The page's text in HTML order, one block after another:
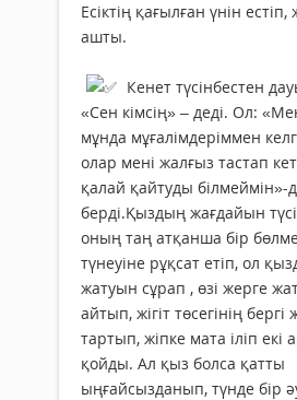
Есіктің қағылған үнін естіп,
ашты.
Кенет түсінбестен
«Сен кімсің» – деді. Ол:
мұнда мұғалімдеріммен
олар мені жалғыз тастап
қалай қайтуды білмеймін»-
берді.Қыздың жағдайын
оның таң атқанша бір
түнеуіне рұқсат етіп, ол
жатуын сұрап , өзі жерге
айтып, жігіт төсегінің
тартып, жіпке мата іліп екі
қойды. Ал қыз болса қатты
ыңғайсызданып, түнде бір